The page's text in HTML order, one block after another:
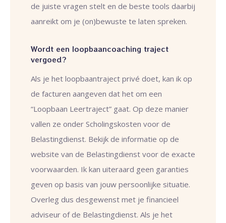
de juiste vragen stelt en de beste tools daarbij
aanreikt om je (on)bewuste te laten spreken.
Wordt een loopbaancoaching traject
vergoed?
Als je het loopbaantraject privé doet, kan ik op
de facturen aangeven dat het om een
“Loopbaan Leertraject” gaat. Op deze manier
vallen ze onder Scholingskosten voor de
Belastingdienst. Bekijk de informatie op de
website van de Belastingdienstvoor de exacte
voorwaarden. Ik kan uiteraard geen garanties
geven op basis van jouw persoonlijke situatie.
Overleg dus desgewenst met je financieel
adviseur of de Belastingdienst. Als je het